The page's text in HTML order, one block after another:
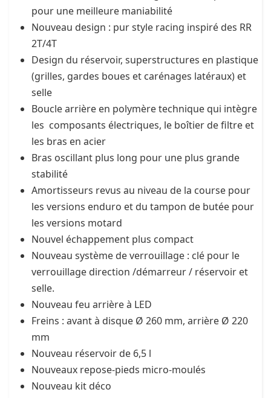
pour une meilleure maniabilité
Nouveau design : pur style racing inspiré des RR
2T/4T
Design du réservoir, superstructures en plastique
(grilles, gardes boues et carénages latéraux) et
selle
Boucle arrière en polymère technique qui intègre
les composants électriques, le boîtier de filtre et
les bras en acier
Bras oscillant plus long pour une plus grande
stabilité
Amortisseurs revus au niveau de la course pour
les versions enduro et du tampon de butée pour
les versions motard
Nouvel échappement plus compact
Nouveau système de verrouillage : clé pour le
verrouillage direction /démarreur / réservoir et
selle.
Nouveau feu arrière à LED
Freins : avant à disque Ø 260 mm, arrière Ø 220
mm
Nouveau réservoir de 6,5 l
Nouveaux repose-pieds micro-moulés
Nouveau kit déco